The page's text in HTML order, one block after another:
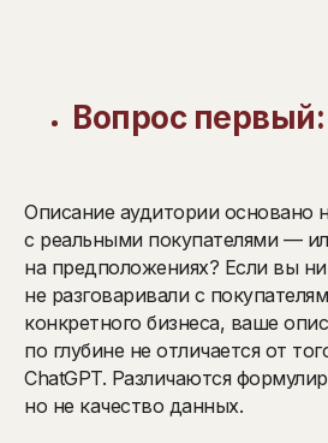
Вопрос первый:
Описание аудитории основано
с реальными покупателями —
на предположениях? Если вы ни
не разговаривали с
конкретного бизнеса, ваше
по глубине не отличается от
ChatGPT. Различаются
но не качество данных.